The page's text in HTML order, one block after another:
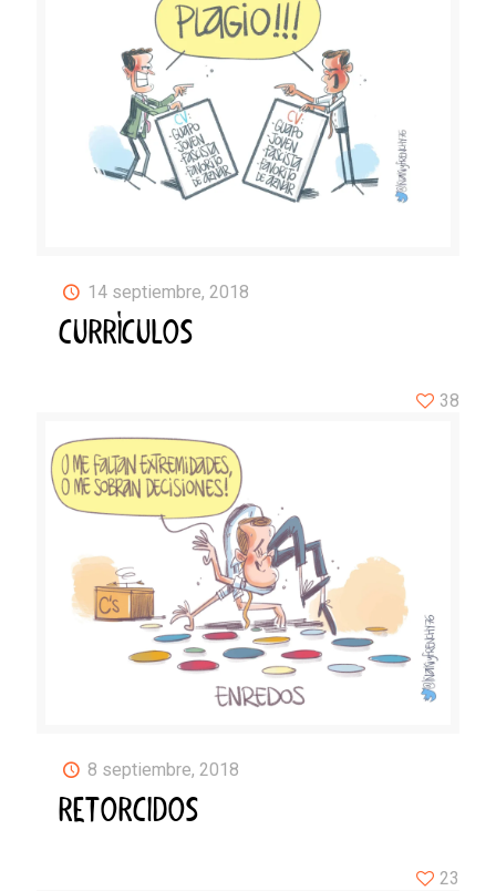
14 septiembre, 2018
CURRÍCULOS
8 septiembre, 2018
RETORCIDOS
38
23